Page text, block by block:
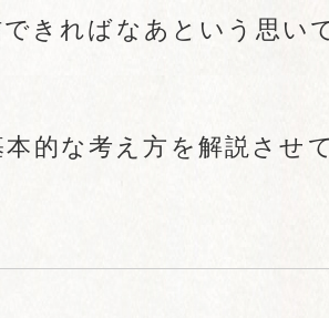
きればなあという思い
的な考え方を解説させ